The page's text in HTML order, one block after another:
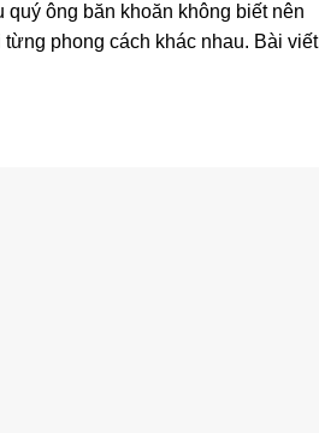
quý ông băn khoăn không biết nên
phong cách khác nhau. Bài viết